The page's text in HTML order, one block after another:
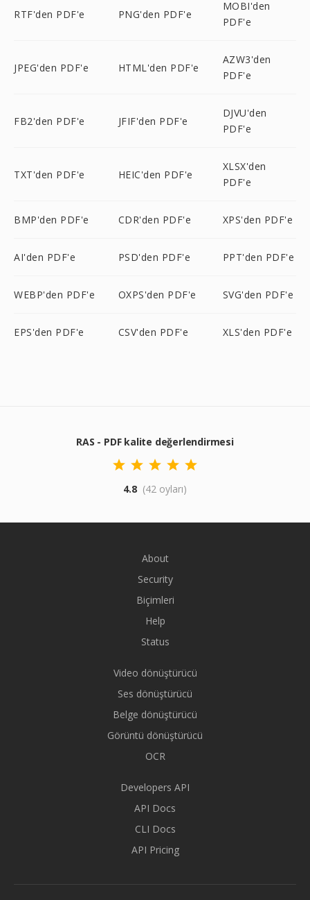
RTF'den PDF'e PNG'den PDF'e
MOBI'den
PDF'e
JPEG'den PDF'e HTML'den PDF'e
AZW3'den
PDF'e
FB2'den PDF'e JFIF'den PDF'e
DJVU'den
PDF'e
TXT'den PDF'e HEIC'den PDF'e
XLSX'den
PDF'e
BMP'den PDF'e CDR'den PDF'e XPS'den PDF'e
AI'den PDF'e PSD'den PDF'e PPT'den PDF'e
WEBP'den PDF'e OXPS'den PDF'e SVG'den PDF'e
EPS'den PDF'e CSV'den PDF'e XLS'den PDF'e
RAS - PDF kalite değerlendirmesi
4.8 (42 oyları)
About
Security
Biçimleri
Help
Status
Video dönüştürücü
Ses dönüştürücü
Belge dönüştürücü
Görüntü dönüştürücü
OCR
Developers API
API Docs
CLI Docs
API Pricing